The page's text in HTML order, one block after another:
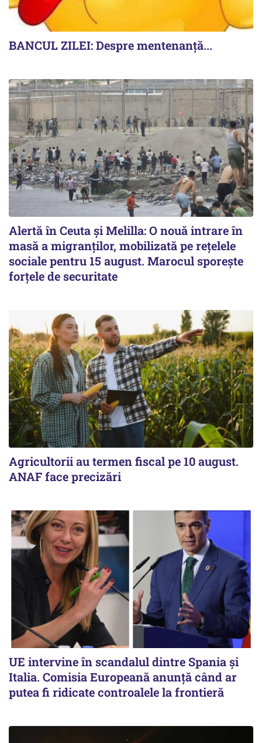
BANCUL ZILEI: Despre mentenanță...
Alertă în Ceuta și Melilla: O nouă intrare în
masă a migranților, mobilizată pe rețelele
sociale pentru 15 august. Marocul sporește
forțele de securitate
Agricultorii au termen fiscal pe 10 august.
ANAF face precizări
UE intervine în scandalul dintre Spania și
Italia. Comisia Europeană anunță când ar
putea fi ridicate controalele la frontieră